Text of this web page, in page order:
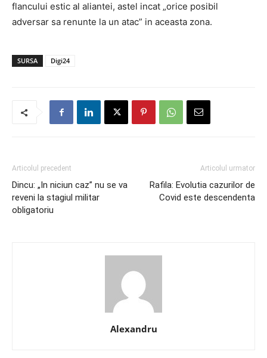
flancului estic al aliantei, astel incat „orice posibil
adversar sa renunte la un atac” in aceasta zona.
SURSA Digi24
Articolul precedent
Dincu: „In niciun caz” nu se va
reveni la stagiul militar
obligatoriu
Articolul urmator
Rafila: Evolutia cazurilor de
Covid este descendenta
Alexandru